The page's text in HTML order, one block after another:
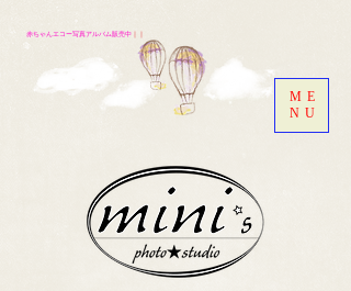
赤ちゃんエコー写真アルバム販売中
ME
NU